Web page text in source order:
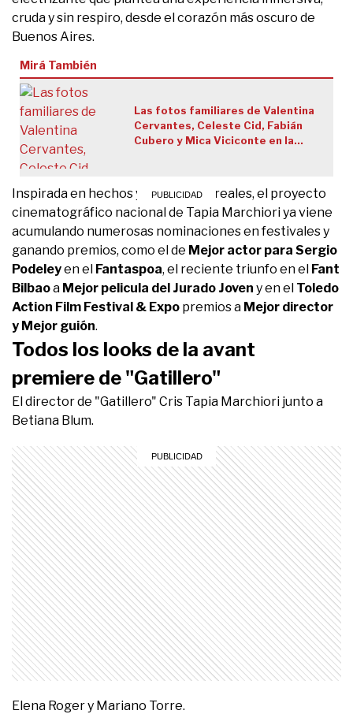
cruda y sin respiro, desde el corazón más oscuro de
Buenos Aires.
Mirá También
Las fotos familiares de Valentina
Cervantes, Celeste Cid, Fabián
Cubero y Mica Viciconte en la
Inspirada en hechos y personajes reales, el proyecto
cinematográfico nacional de Tapia Marchiori ya viene
acumulando numerosas nominaciones en festivales y
ganando premios, como el de Mejor actor para Sergio
Podeleyen el Fantaspoa, el reciente triunfo en el Fant
Bilbaoa Mejor pelicula del Jurado Joven y en el Toledo
Action Film Festival & Expo premios a Mejor director
y Mejor guión.
Todos los looks de la avant
premiere de "Gatillero"
El director de "Gatillero" Cris Tapia Marchiori junto a
Betiana Blum.
Elena Roger y Mariano Torre.